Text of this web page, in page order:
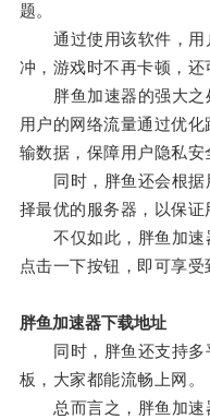
题。
通过使用该软件，用
冲，游戏时不再卡顿，还
胖鱼加速器的强大之
用户的网络流量通过优
输数据，保障用户隐私安
同时，胖鱼还会根据
择最优的服务器，以保证
不仅如此，胖鱼加速
点击一下按钮，即可享受
胖鱼加速器下载地址
同时，胖鱼还支持多
板，大家都能流畅上网。
总而言之，胖鱼加速